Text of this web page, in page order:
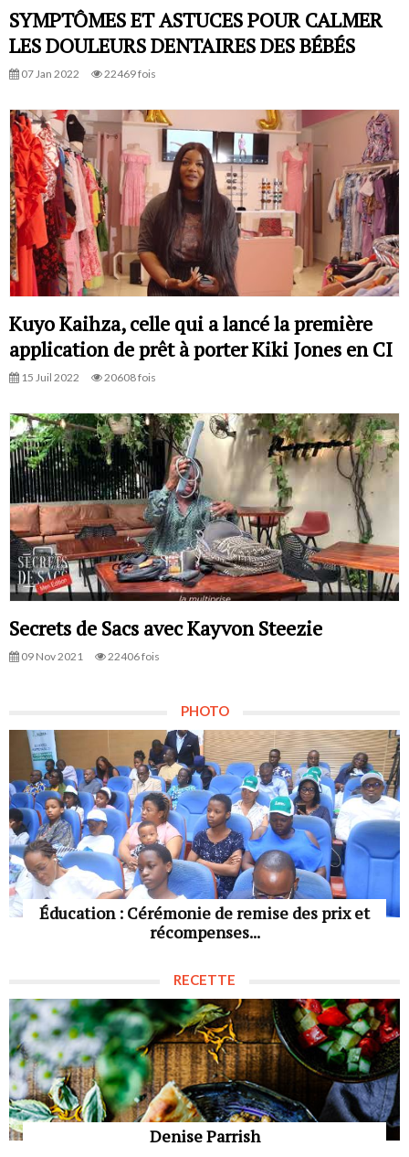
SYMPTÔMES ET ASTUCES POUR CALMER
LES DOULEURS DENTAIRES DES BÉBÉS
07 Jan 2022 22469 fois
Kuyo Kaihza, celle qui a lancé la première
application de prêt à porter Kiki Jones en CI
15 Juil 2022 20608 fois
Secrets de Sacs avec Kayvon Steezie
09 Nov 2021 22406 fois
PHOTO
Éducation : Cérémonie de remise des prix et
récompenses...
RECETTE
Denise Parrish